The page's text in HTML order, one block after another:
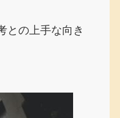
との上手な向き